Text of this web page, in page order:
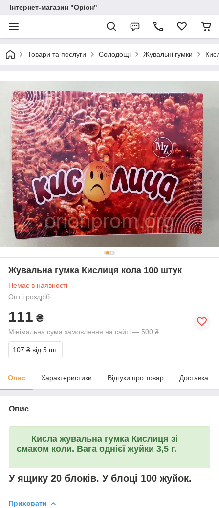
Інтернет-магазин "Оріон"
Товари та послуги Солодощі Жувальні гумки
Жувальна гумка Кислиця кола 100 штук
Немає в наявності
Опт і роздріб
111 ₴
Мінімальна сума замовлення на сайті — 500 ₴
107 ₴ від 5 шт.
Опис Характеристики Відгуки про товар Доставка
Опис
Кисла жувальна гумка Кислиця зі
смаком коли. Вага однієї жуйки 3,5 г.
У ящику 20 блоків. У блоці 100 жуйок.
Приховати